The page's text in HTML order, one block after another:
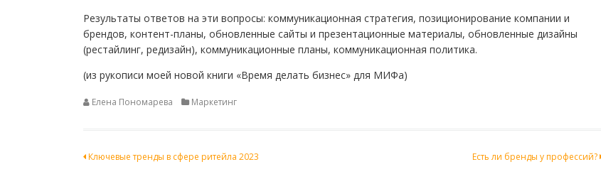
Результаты ответов на эти вопросы: коммуникационная стратегия, позиционирование компании и
брендов, контент-планы, обновленные сайты и презентационные материалы, обновленные дизайны
(рестайлинг, редизайн), коммуникационные планы, коммуникационная политика.
(из рукописи моей новой книги «Время делать бизнес» для МИФа)
Елена Пономарева Маркетинг
Навигация
Ключевые тренды в сфере ритейла 2023 Есть ли бренды у профессий?